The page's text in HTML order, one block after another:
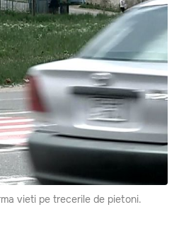
vieti pe trecerile de pietoni.